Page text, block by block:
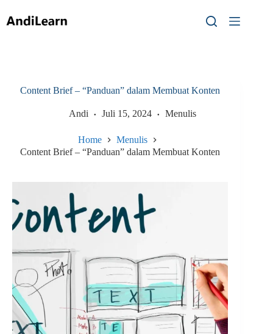
content
Content Brief – “Panduan” dalam Membuat Konten
Andi Juli 15, 2024 Menulis
Home
Menulis
Content Brief – “Panduan” dalam Membuat Konten